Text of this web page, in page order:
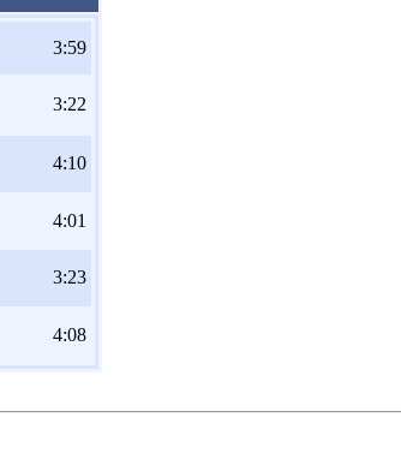
3:59
3:22
4:10
4:01
3:23
4:08